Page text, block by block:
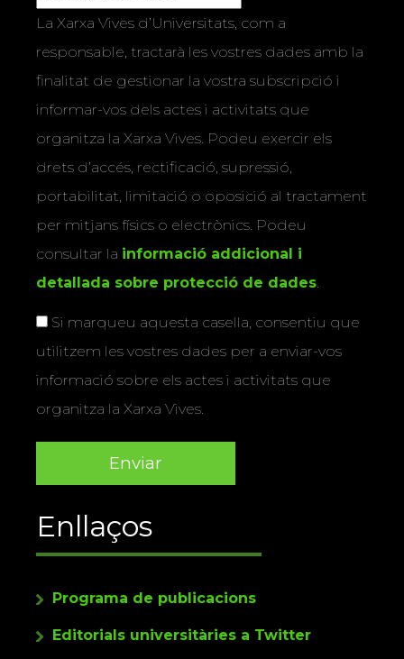
La Xarxa Vives d’Universitats, com a
responsable, tractarà les vostres dades amb la
finalitat de gestionar la vostra subscripció i
informar-vos dels actes i activitats que
organitza la Xarxa Vives. Podeu exercir els
drets d’accés, rectificació, supressió,
portabilitat, limitació o oposició al tractament
per mitjans físics o electrònics. Podeu
consultar la informació addicional i
detallada sobre protecció de dades.
Si marqueu aquesta casella, consentiu que
utilitzem les vostres dades per a enviar-vos
informació sobre els actes i activitats que
organitza la Xarxa Vives.
Enllaços
Programa de publicacions
Editorials universitàries a Twitter